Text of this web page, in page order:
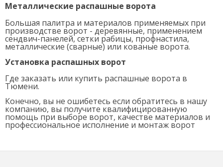
Металлические распашные ворота
Большая палитра и материалов применяемых при
производстве ворот - деревянные, применением
сендвич-панелей, сетки рабицы, профнастила,
металлические (сварные) или кованые ворота.
Установка распашных ворот
Где заказать или купить распашные ворота в
Тюмени.
Конечно, вы не ошибетесь если обратитесь в нашу
компанию, вы получите квалифицированную
помощь при выборе ворот, качестве материалов и
профессиональное исполнение и монтаж ворот